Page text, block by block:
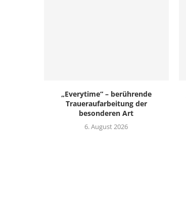
„Everytime“ – berührende
Traueraufarbeitung der
besonderen Art
6. August 2026